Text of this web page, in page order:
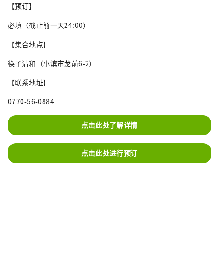
【预订】
必填（截止前一天24:00）
【集合地点】
筷子清和（小滨市龙前6-2）
【联系地址】
0770-56-0884
点击此处了解详情
点击此处进行预订